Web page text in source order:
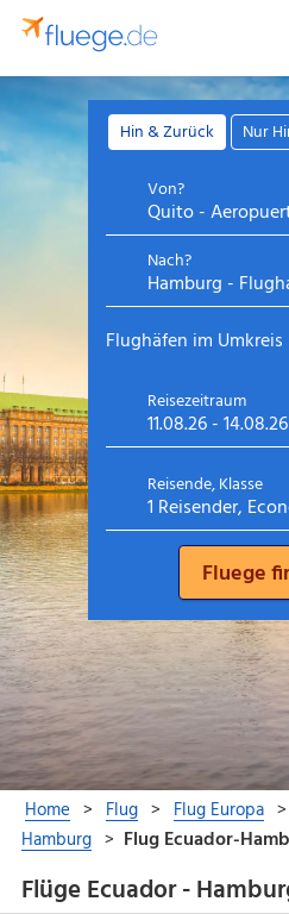
Flüge Ecuador -